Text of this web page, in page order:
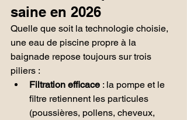
saine en 2026
Quelle que soit la technologie choisie,
une eau de piscine propre à la
baignade repose toujours sur trois
piliers :
Filtration efficace : la pompe et le
filtre retiennent les particules
(poussières, pollens, cheveux,